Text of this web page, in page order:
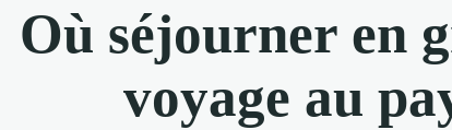
Où séjourner en
voyage au